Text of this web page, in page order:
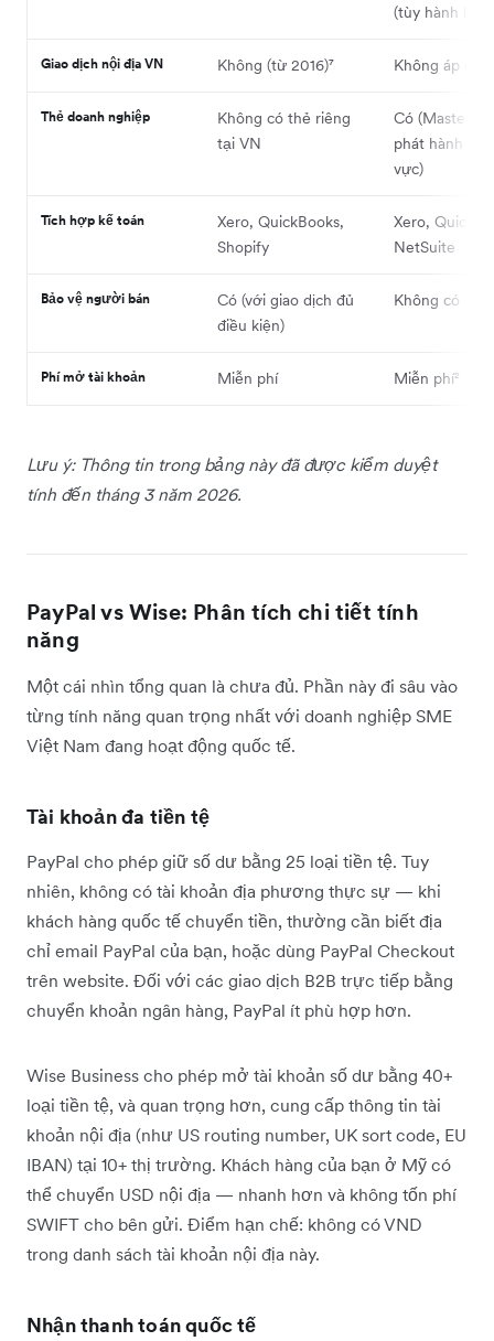
(tùy hành
Giao dịch nội địa VN Không (từ 2016)⁷ Không áp
Thẻ doanh nghiệp
Không có thẻ riêng
tại VN
Có
phát hành tùy
vực)
Tích hợp kế toán
Xero, QuickBooks,
Shopify
Xero,
NetSuite
Bảo vệ người bán
Có (với giao dịch đủ
điều kiện)
Không có
Phí mở tài khoản Miễn phí Miễn phí²
Lưu ý: Thông tin trong bảng này đã được kiểm duyệt
tính đến tháng 3 năm 2026.
PayPal vs Wise: Phân tích chi tiết tính
năng
Một cái nhìn tổng quan là chưa đủ. Phần này đi sâu vào
từng tính năng quan trọng nhất với doanh nghiệp SME
Việt Nam đang hoạt động quốc tế.
Tài khoản đa tiền tệ
PayPal cho phép giữ số dư bằng 25 loại tiền tệ. Tuy
nhiên, không có tài khoản địa phương thực sự — khi
khách hàng quốc tế chuyển tiền, thường cần biết địa
chỉ email PayPal của bạn, hoặc dùng PayPal Checkout
trên website. Đối với các giao dịch B2B trực tiếp bằng
chuyển khoản ngân hàng, PayPal ít phù hợp hơn.
Wise Business cho phép mở tài khoản số dư bằng 40+
loại tiền tệ, và quan trọng hơn, cung cấp thông tin tài
khoản nội địa (như US routing number, UK sort code, EU
IBAN) tại 10+ thị trường. Khách hàng của bạn ở Mỹ có
thể chuyển USD nội địa — nhanh hơn và không tốn phí
SWIFT cho bên gửi. Điểm hạn chế: không có VND
trong danh sách tài khoản nội địa này.
Nhận thanh toán quốc tế